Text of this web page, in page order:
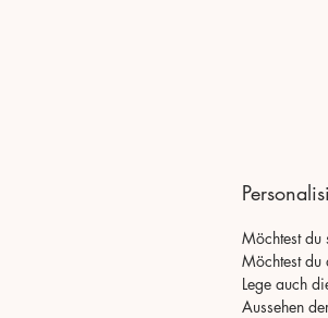
Möchtest du
Möchtest du
Lege auch
Aussehen